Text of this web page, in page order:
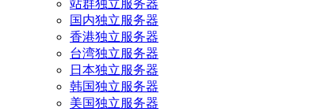
站群独立服务器
国内独立服务器
香港独立服务器
台湾独立服务器
日本独立服务器
韩国独立服务器
美国独立服务器